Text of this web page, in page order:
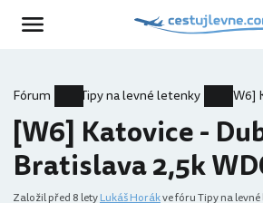
Fórum Tipy na levné letenky
[W6] Katovice -
Bratislava 2,5k
Založilpřed 8 letyLukáš Horákve fóru Tipy na